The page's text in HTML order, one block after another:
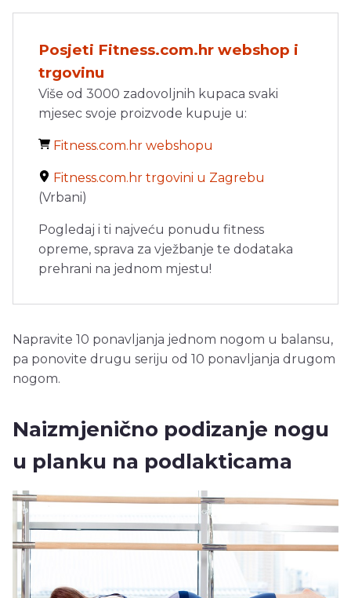
Posjeti Fitness.com.hr webshop i
trgovinu
Više od 3000 zadovoljnih kupaca svaki
mjesec svoje proizvode kupuje u:
Fitness.com.hr webshopu
Fitness.com.hr trgovini u Zagrebu
(Vrbani)
Pogledaj i ti najveću ponudu fitness
opreme, sprava za vježbanje te dodataka
prehrani na jednom mjestu!
Napravite 10 ponavljanja jednom nogom u balansu,
pa ponovite drugu seriju od 10 ponavljanja drugom
nogom.
Naizmjenično podizanje nogu
u planku na podlakticama